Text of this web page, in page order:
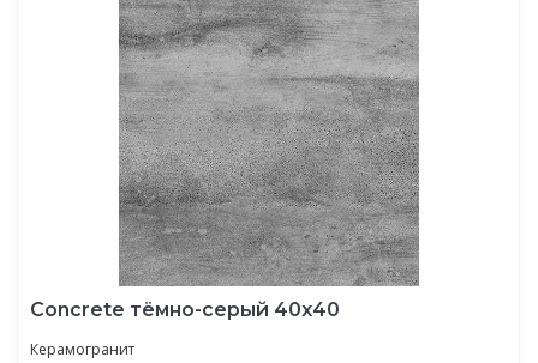
Concrete тёмно-серый 40х40
Керамогранит